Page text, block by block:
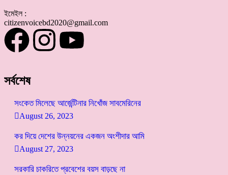
ইমেইল :
citizenvoicebd2020@gmail.com
সর্বশেষ
সংকেত মিলেছে আর্জেন্টিনার নিখোঁজ সাবমেরিনের
August 26, 2023
কর দিয়ে দেশের উন্নয়নের একজন অংশীদার আমি
August 27, 2023
সরকারি চাকরিতে প্রবেশের বয়স বাড়ছে না